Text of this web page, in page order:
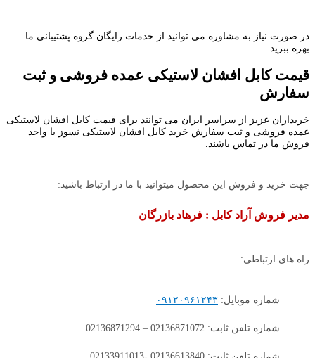
در صورت نیاز به مشاوره می توانید از خدمات رایگان گروه پشتیبانی ما
بهره ببرید.
قیمت کابل افشان لاستیکی عمده فروشی و ثبت
سفارش
خریداران عزیز از سراسر ایران می توانند برای قیمت کابل افشان لاستیکی
عمده فروشی و ثبت سفارش خرید کابل افشان لاستیکی نسوز با واحد
فروش ما در تماس باشند.
جهت خرید و فروش این محصول میتوانید با ما در ارتباط باشید:
مدیر فروش آراد کابل : فرهاد بازرگان
راه های ارتباطی:
شماره موبایل: ۰۹۱۲۰۹۶۱۲۴۳
شماره تلفن ثابت: 02136871072 – 02136871294